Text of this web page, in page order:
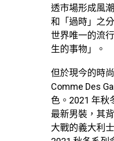
透市場形成風
和「過時」之
世界唯一的流
生的事物」。
但於現今的時
Comme Des
色。2021 年秋
最新男裝，其
大戰的義大利